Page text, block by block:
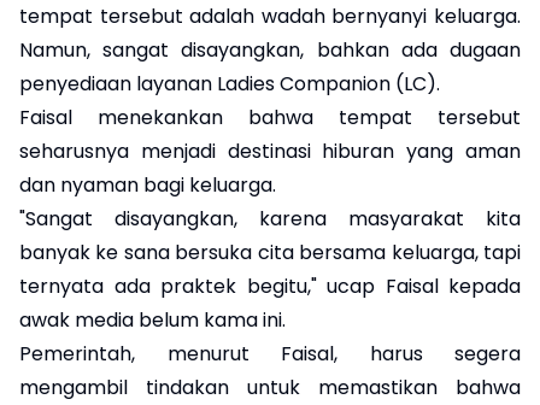
tempat tersebut adalah wadah bernyanyi keluarga.
Namun, sangat disayangkan, bahkan ada dugaan
penyediaan layanan Ladies Companion (LC).
Faisal menekankan bahwa tempat tersebut
seharusnya menjadi destinasi hiburan yang aman
dan nyaman bagi keluarga.
"Sangat disayangkan, karena masyarakat kita
banyak ke sana bersuka cita bersama keluarga, tapi
ternyata ada praktek begitu," ucap Faisal kepada
awak media belum kama ini.
Pemerintah, menurut Faisal, harus segera
mengambil tindakan untuk memastikan bahwa